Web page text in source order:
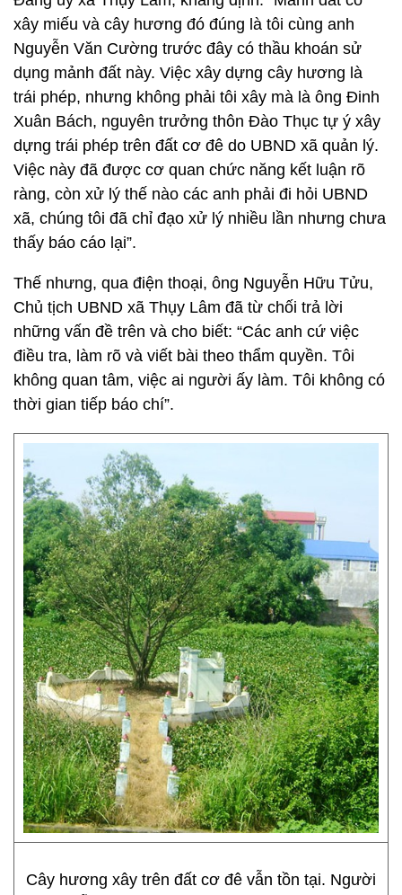
xây miếu và cây hương đó đúng là tôi cùng anh
Nguyễn Văn Cường trước đây có thầu khoán sử
dụng mảnh đất này. Việc xây dựng cây hương là
trái phép, nhưng không phải tôi xây mà là ông Đinh
Xuân Bách, nguyên trưởng thôn Đào Thục tự ý xây
dựng trái phép trên đất cơ đê do UBND xã quản lý.
Việc này đã được cơ quan chức năng kết luận rõ
ràng, còn xử lý thế nào các anh phải đi hỏi UBND
xã, chúng tôi đã chỉ đạo xử lý nhiều lần nhưng chưa
thấy báo cáo lại”.
Thế nhưng, qua điện thoại, ông Nguyễn Hữu Tửu,
Chủ tịch UBND xã Thụy Lâm đã từ chối trả lời
những vấn đề trên và cho biết: “Các anh cứ việc
điều tra, làm rõ và viết bài theo thẩm quyền. Tôi
không quan tâm, việc ai người ấy làm. Tôi không có
thời gian tiếp báo chí”.
Cây hương xây trên đất cơ đê vẫn tồn tại. Người